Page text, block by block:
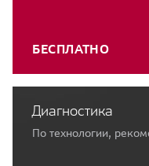
БЕСПЛАТНО
Диагностика
По технологии,